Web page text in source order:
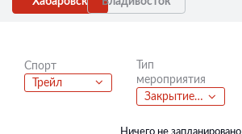
Спорт
Трейл
Тип
мероприятия
Закрытие сезона